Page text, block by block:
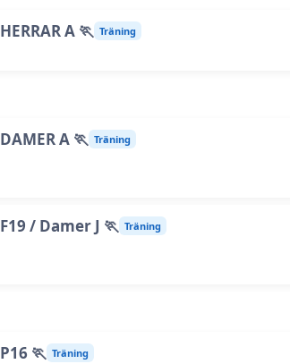
HERRAR A 🏃 Träning
DAMER A 🏃 Träning
F19 / Damer J 🏃 Träning
P16 🏃 Träning